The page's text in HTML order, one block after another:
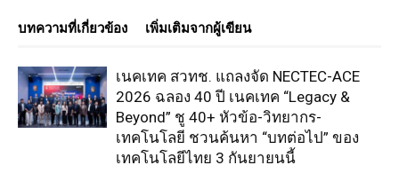
บทความที่เกี่ยวข้อง เพิ่มเติมจากผู้เขียน
เนคเทค สวทช. แถลงจัด NECTEC-ACE
2026 ฉลอง 40 ปี เนคเทค “Legacy &
Beyond” ชู 40+ หัวข้อ-วิทยากร-
เทคโนโลยี ชวนค้นหา “บทต่อไป” ของ
เทคโนโลยีไทย 3 กันยายนนี้